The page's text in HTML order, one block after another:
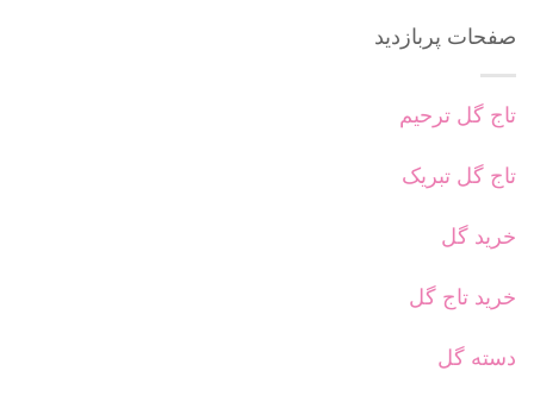
صفحات پربازدید
تاج گل ترحیم
تاج گل تبریک
خرید گل
خرید تاج گل
دسته گل